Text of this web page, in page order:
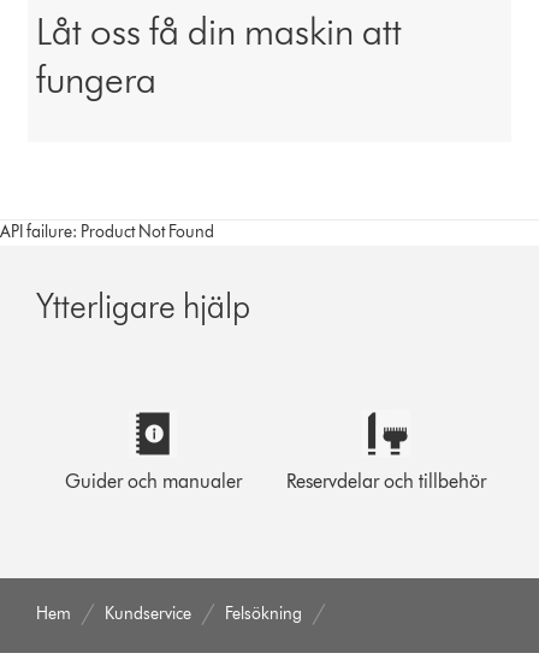
Låt oss få din maskin att
fungera
API failure: Product Not Found
Ytterligare hjälp
Guider och manualer Reservdelar och tillbehör
Hem Kundservice Felsökning